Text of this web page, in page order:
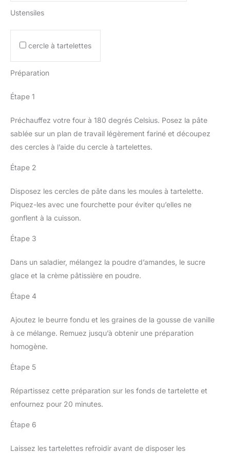
Ustensiles
cercle à tartelettes
Préparation
Étape 1
Préchauffez votre four à 180 degrés Celsius. Posez la pâte
sablée sur un plan de travail légèrement fariné et découpez
des cercles à l’aide du cercle à tartelettes.
Étape 2
Disposez les cercles de pâte dans les moules à tartelette.
Piquez-les avec une fourchette pour éviter qu’elles ne
gonflent à la cuisson.
Étape 3
Dans un saladier, mélangez la poudre d’amandes, le sucre
glace et la crème pâtissière en poudre.
Étape 4
Ajoutez le beurre fondu et les graines de la gousse de vanille
à ce mélange. Remuez jusqu’à obtenir une préparation
homogène.
Étape 5
Répartissez cette préparation sur les fonds de tartelette et
enfournez pour 20 minutes.
Étape 6
Laissez les tartelettes refroidir avant de disposer les